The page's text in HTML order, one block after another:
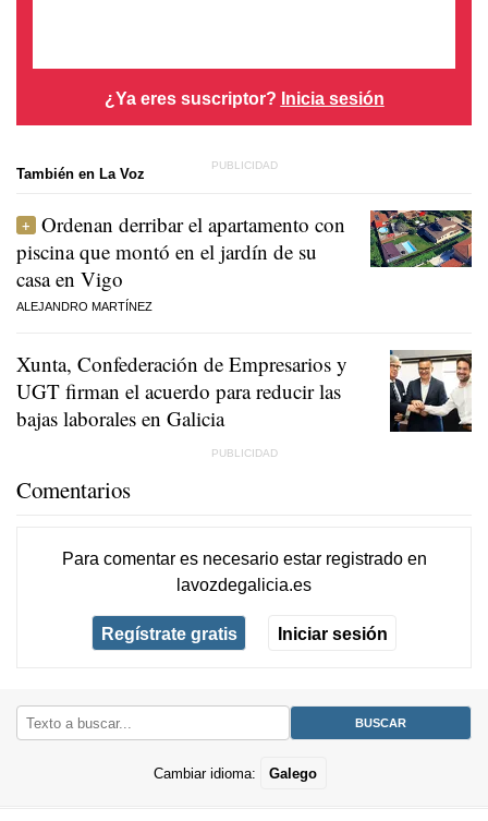
¿Ya eres suscriptor? Inicia sesión
También en La Voz
Ordenan derribar el apartamento con
piscina que montó en el jardín de su
casa en Vigo
ALEJANDRO MARTÍNEZ
Xunta, Confederación de Empresarios y
UGT firman el acuerdo para reducir las
bajas laborales en Galicia
Comentarios
Para comentar es necesario estar registradoen
lavozdegalicia.es
Regístrate gratis Iniciar sesión
Cambiar idioma: Galego